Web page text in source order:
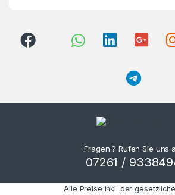
Fragen ? Rufen Sie uns
07261 /
Alle Preise inkl. der